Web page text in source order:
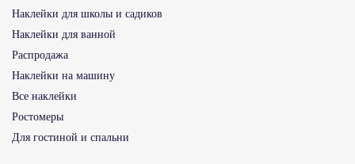
Наклейки для школы и садиков
Наклейки для ванной
Распродажа
Наклейки на машину
Все наклейки
Ростомеры
Для гостиной и спальни